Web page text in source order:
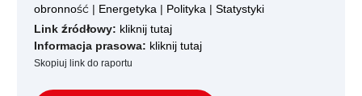
obronność | Energetyka | Polityka | Statystyki
Link źródłowy: kliknij tutaj
Informacja prasowa: kliknij tutaj
Skopiuj link do raportu